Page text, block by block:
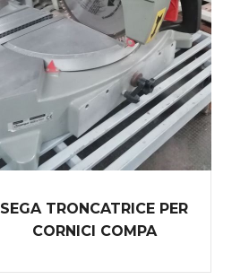
SEGA TRONCATRICE PER
CORNICI COMPA